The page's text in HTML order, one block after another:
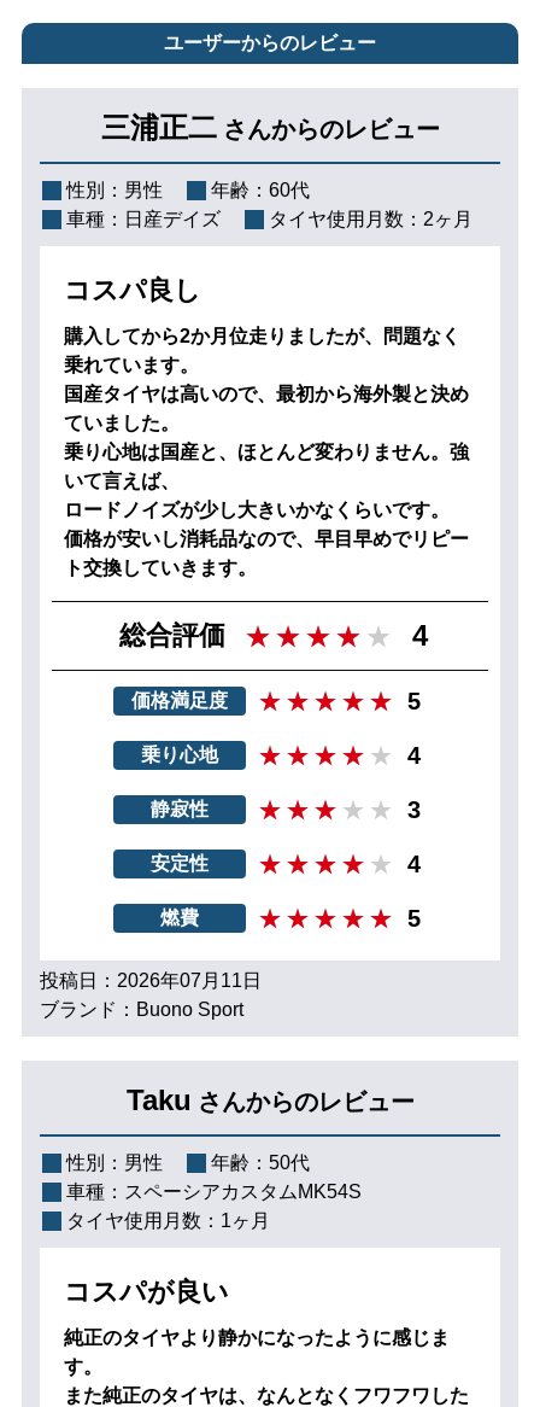
ユーザーからのレビュー
三浦正二 さんからのレビュー
性別： 男性 年齢： 60代
車種： 日産デイズ タイヤ使用月数： 2ヶ月
コスパ良し
購入してから2か月位走りましたが、問題なく
乗れています。
国産タイヤは高いので、最初から海外製と決め
ていました。
乗り心地は国産と、ほとんど変わりません。強
いて言えば、
ロードノイズが少し大きいかなくらいです。
価格が安いし消耗品なので、早目早めでリピー
ト交換していきます。
総合評価 4
価格満足度 5
乗り心地 4
静寂性 3
安定性 4
燃費 5
投稿日：2026年07月11日
ブランド：Buono Sport
Taku さんからのレビュー
性別： 男性 年齢： 50代
車種： スペーシアカスタムMK54S
タイヤ使用月数： 1ヶ月
コスパが良い
純正のタイヤより静かになったように感じま
す。
また純正のタイヤは、なんとなくフワフワした